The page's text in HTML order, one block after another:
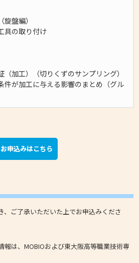
盤編）
具の取り付け
（加工）（切りくずのサンプリング）
件が加工に与える影響のまとめ（グル
お申込みはこちら
、ご了承いただいた上でお申込みくださ
は、MOBIOおよび東大阪高等職業技術専